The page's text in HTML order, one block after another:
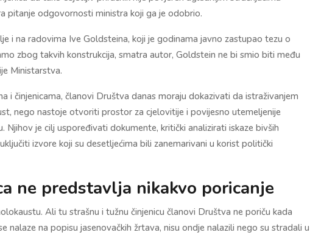
pitanje odgovornosti ministra koji ga je odobrio.
i na radovima Ive Goldsteina, koji je godinama javno zastupao tezu o
zbog takvih konstrukcija, smatra autor, Goldstein ne bi smio biti među
Ministarstva.
i činjenicama, članovi Društva danas moraju dokazivati da istraživanjem
nego nastoje otvoriti prostor za cjelovitije i povijesno utemeljenije
Njihov je cilj uspoređivati dokumente, kritički analizirati iskaze bivših
izvore koji su desetljećima bili zanemarivani u korist politički
ne predstavlja nikakvo poricanje
Ali tu strašnu i tužnu činjenicu članovi Društva ne poriču kada
nalaze na popisu jasenovačkih žrtava, nisu ondje nalazili nego su stradali u